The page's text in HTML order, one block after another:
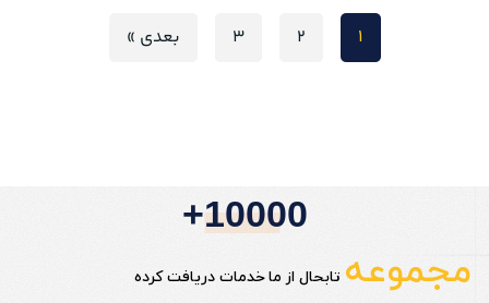
1
2
3 بعدی »
10000+
مجموعه تابحال از ما خدمات دریافت کرده